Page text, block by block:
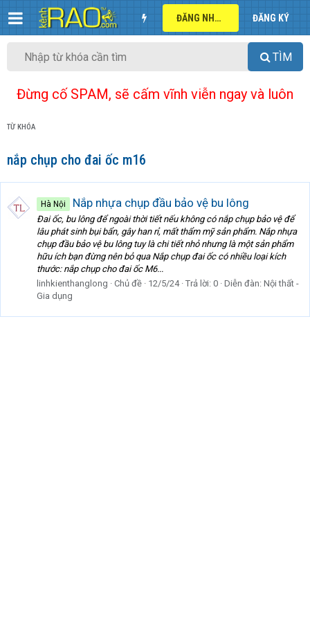
ĐĂNG NHẬP ĐĂNG KÝ
TÌM
Đừng cố SPAM, sẽ cấm vĩnh viễn ngay và luôn
TỪ KHÓA
nắp chụp cho đai ốc m16
Hà Nội Nắp nhựa chụp đầu bảo vệ bu lông
Đai ốc, bu lông để ngoài thời tiết nếu không có nắp chụp bảo vệ để
lâu phát sinh bụi bẩn, gây han rỉ, mất thẩm mỹ sản phẩm. Nắp nhựa
chụp đầu bảo vệ bu lông tuy là chi tiết nhỏ nhưng là một sản phẩm
hữu ích bạn đừng nên bỏ qua Nắp chụp đai ốc có nhiều loại kích
thước: nắp chụp cho đai ốc M6...
linhkienthanglong
Chủ đề 12/5/24 Trả lời: 0 Diễn đàn: Nội thất -
Gia dụng